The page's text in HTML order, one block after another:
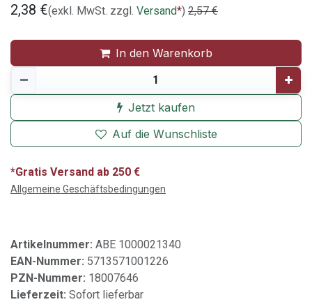
2,38 €(exkl. MwSt. zzgl. Versand*) 2,57€
In den Warenkorb
Jetzt kaufen
Auf die Wunschliste
*Gratis Versand ab 250 €
Allgemeine Geschäftsbedingungen
Artikelnummer: ABE 1000021340
EAN-Nummer: 5713571001226
PZN-Nummer: 18007646
Lieferzeit: Sofort lieferbar